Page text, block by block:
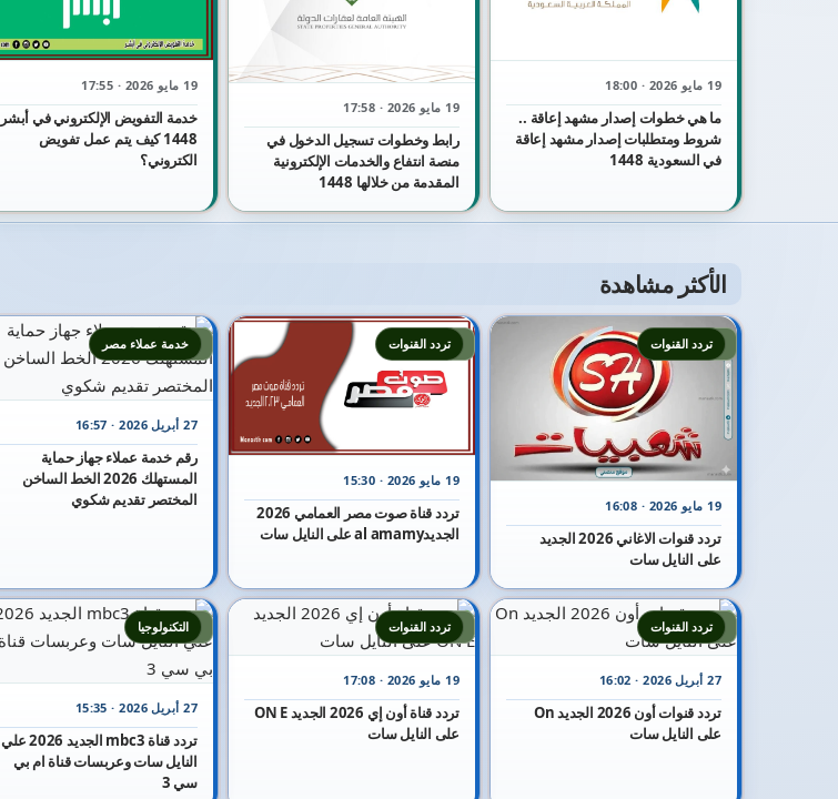
19 مايو 2026 · 18:00
ما هي خطوات إصدار مشهد إعاقة ..
شروط ومتطلبات إصدار مشهد إعاقة
في السعودية 1448
19 مايو 2026 · 17:58
رابط وخطوات تسجيل الدخول في
منصة انتفاع والخدمات الإلكترونية
المقدمة من خلالها 1448
19 مايو 2026 · 17:55
خدمة التفويض الإلكتروني في أبشر
1448 كيف يتم عمل تفويض
الكتروني؟
الأكثر مشاهدة
1
19 مايو 2026 · 16:08
تردد قنوات الاغاني 2026 الجديد
على النايل سات
تردد القنوات 2
19 مايو 2026 · 15:30
تردد قناة صوت مصر العمامي 2026
الجديدal amamy على النايل سات
تردد القنوات 3
27 أبريل 2026 · 16:57
رقم خدمة عملاء جهاز حماية
المستهلك 2026 الخط الساخن
المختصر تقديم شكوي
خدمة عملاء مصر
6
27 أبريل 2026 · 16:02
تردد قنوات أون 2026 الجديد On
على النايل سات
تردد القنوات 7
19 مايو 2026 · 17:08
تردد قناة أون إي 2026 الجديد ON E
على النايل سات
تردد القنوات 8
27 أبريل 2026 · 15:35
تردد قناة mbc3 الجديد 2026 علي
النايل سات وعربسات قناة ام بي
سي 3
التكنولوجيا